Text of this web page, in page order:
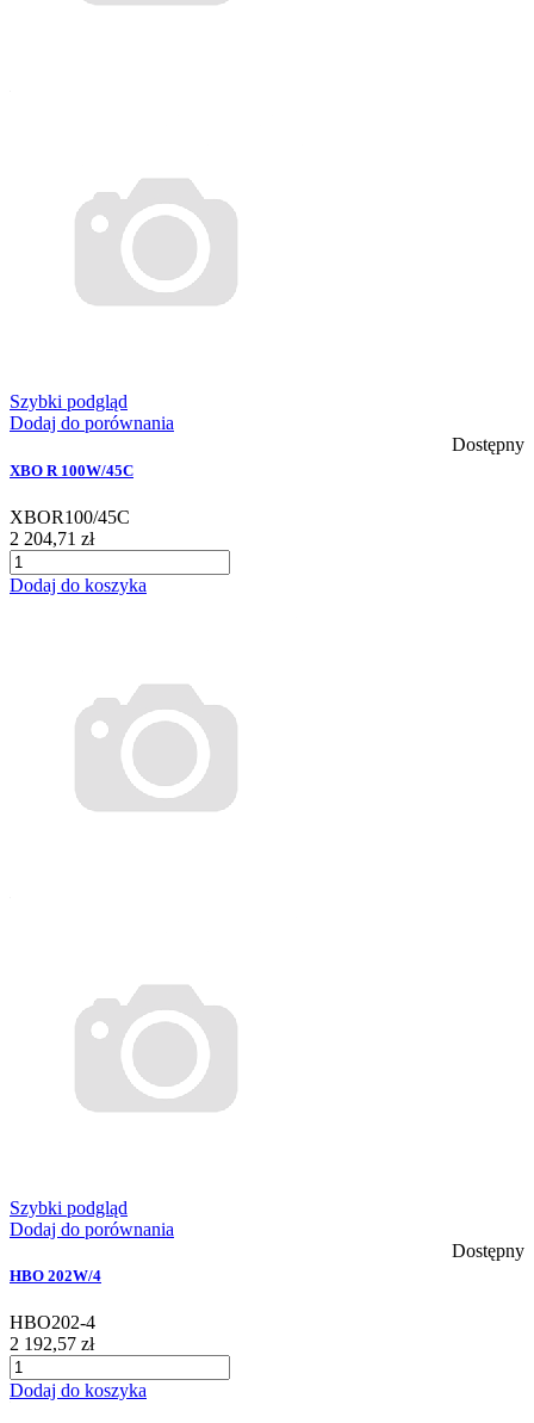
Szybki podgląd
Dodaj do porównania
Dostępny
XBO R 100W/45C
XBOR100/45C
2 204,71 zł
Dodaj do koszyka
Szybki podgląd
Dodaj do porównania
Dostępny
HBO 202W/4
HBO202-4
2 192,57 zł
Dodaj do koszyka